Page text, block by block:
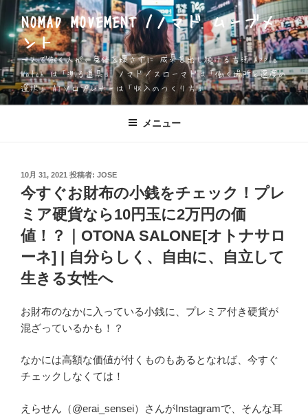
ン
テ
ン
ツ
へ
ス
NOMAD MOVEMENT /ノマド ムーブメ
ント
一人で働く人が、身体を壊さずに 成果を出し続ける方法 Apple
Watch は「測る道具」 ノマド／スローマドは「働く場所と速度の
選択」 AIソロプレナーは「収入のつくり方」
メニュー
投
稿
日:
10月 31, 2021 投稿者: JOSE
今すぐお財布の小銭をチェック！プレ
ミア硬貨なら10円玉に2万円の価
値！？｜OTONA SALONE[オトナサロ
ーネ] | 自分らしく、自由に、自立して
生きる女性へ
お財布のなかに入っている小銭に、プレミア付き硬貨が
混ざっているかも！？
なかには高額な価値が付くものもあるとなれば、今すぐ
チェックしなくては！
えらせん（@erai_sensei）さんがInstagramで、そんな耳